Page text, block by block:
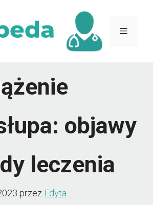
Menu
objawy
leczenia
przez Edyta